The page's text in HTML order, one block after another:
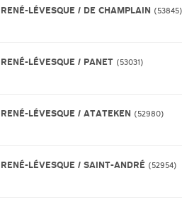
RENÉ-LÉVESQUE / DE CHAMPLAIN 53845
RENÉ-LÉVESQUE / PANET 53031
RENÉ-LÉVESQUE / ATATEKEN 52980
RENÉ-LÉVESQUE / SAINT-ANDRÉ 52954